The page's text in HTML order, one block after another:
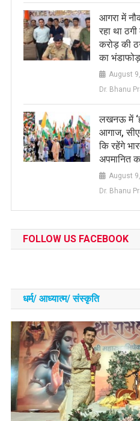
आगरा में
रहा था
करोड़ की
का
August
Dr. Bhanu
लखनऊ में
आगाज,
कि रहेंगे
अपमानित
August
Dr. Bhanu
FOLLOW US FACEBOOK
धर्म/ आध्‍यात्‍म/ संस्‍कृति